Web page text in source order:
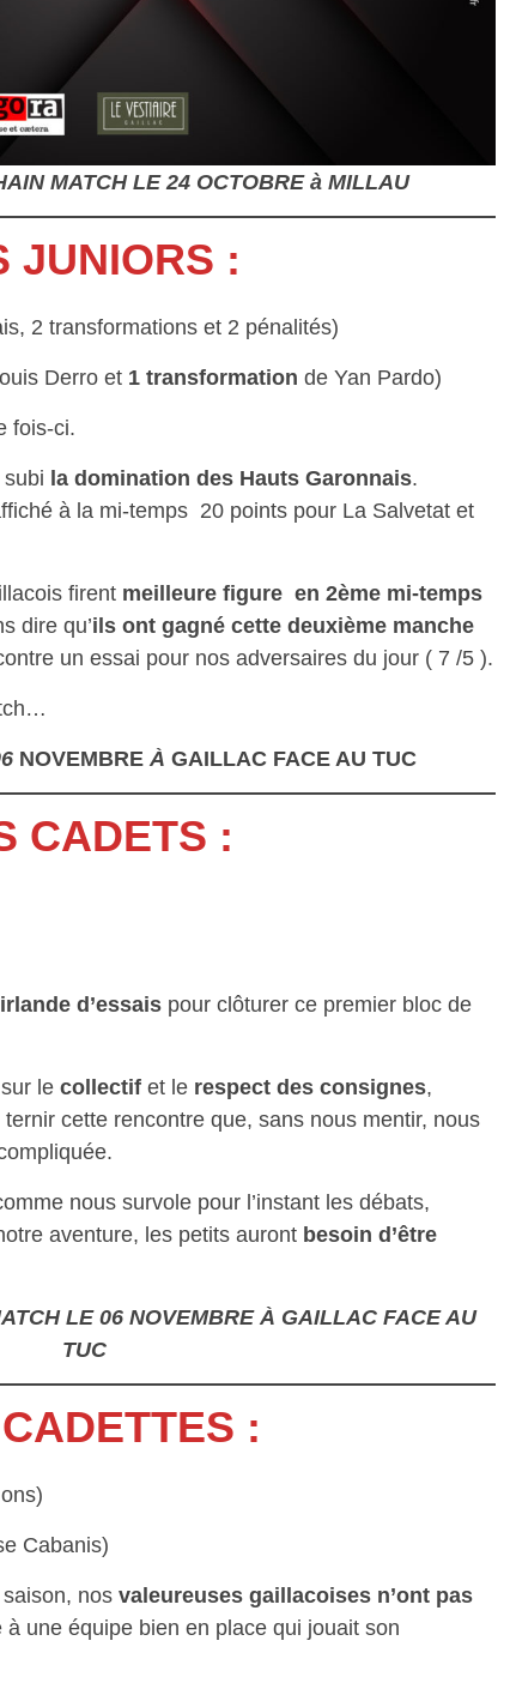
MATCH LE 24 OCTOBRE à MILLAU
JUNIORS :
2 transformations et 2 pénalités)
Derro et 1 transformation de Yan Pardo)
fois-ci.
la domination des Hauts Garonnais.
à la mi-temps 20 points pour La Salvetat et
firent meilleure figure en 2ème mi-temps
dire qu’ils ont gagné cette deuxième manche
un essai pour nos adversaires du jour ( 7 /5 ).
NOVEMBREÀ GAILLAC FACE AU TUC
CADETS :
d’essais pour clôturer ce premier bloc de
le collectif et le respect des consignes,
cette rencontre que, sans nous mentir, nous
nous survole pour l’instant les débats,
aventure, les petits auront besoin d’être
LE06 NOVEMBREÀ GAILLAC FACE AU
TUC
:
Cabanis)
nos valeureuses gaillacoises n’ont pas
une équipe bien en place qui jouait son